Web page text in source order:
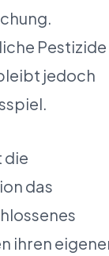
Pestizide
jedoch
die
das
ihren